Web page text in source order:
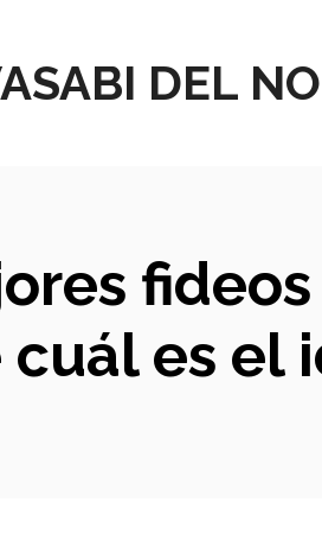
DEL
cuál es el